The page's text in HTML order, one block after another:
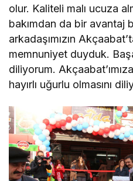
olur. Kaliteli malı ucuza
bakımdan da bir avantaj
arkadaşımızın
memnuniyet duyduk.
diliyorum.
hayırlı uğurlu olmasını